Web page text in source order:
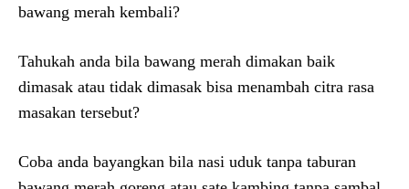
bawang merah kembali?
Tahukah anda bila bawang merah dimakan baik
dimasak atau tidak dimasak bisa menambah citra rasa
masakan tersebut?
Coba anda bayangkan bila nasi uduk tanpa taburan